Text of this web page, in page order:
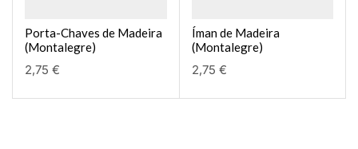
Porta-Chaves de Madeira
(Montalegre)
2,75 €
Íman de Madeira
(Montalegre)
2,75 €